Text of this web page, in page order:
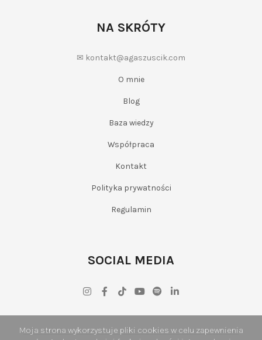
NA SKRÓTY
✉ kontakt@agaszuscik.com
O mnie
Blog
Baza wiedzy
Współpraca
Kontakt
Polityka prywatności
Regulamin
SOCIAL MEDIA
Moja strona wykorzystuje pliki cookies w celu zapewnienia